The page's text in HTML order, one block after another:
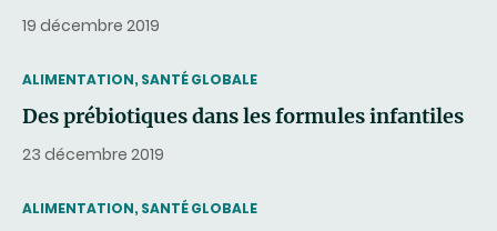
19 décembre 2019
THEMATIC
ALIMENTATION, SANTÉ GLOBALE
Des prébiotiques dans les formules infantiles
23 décembre 2019
THEMATIC
ALIMENTATION, SANTÉ GLOBALE